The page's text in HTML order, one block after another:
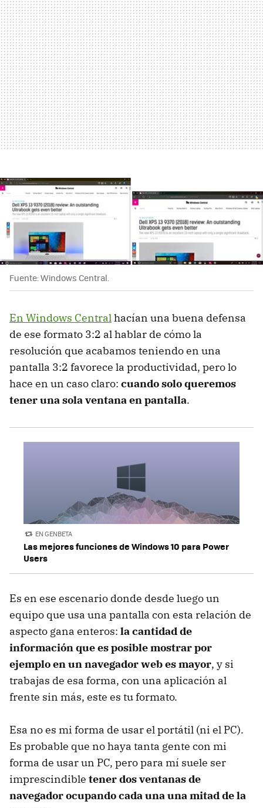
Fuente: Windows Central.
En Windows Centralhacían una buena defensa
de ese formato 3:2 al hablar de cómo la
resolución que acabamos teniendo en una
pantalla 3:2 favorece la productividad, pero lo
hace en un caso claro: cuando solo queremos
tener una sola ventana en pantalla.
EN GENBETA
Las mejores funciones de Windows 10 para Power
Users
Es en ese escenario donde desde luego un
equipo que usa una pantalla con esta relación de
aspecto gana enteros: la cantidad de
información que es posible mostrar por
ejemplo en un navegador web es mayor, y si
trabajas de esa forma, con una aplicación al
frente sin más, este es tu formato.
Esa no es mi forma de usar el portátil (ni el PC).
Es probable que no haya tanta gente con mi
forma de usar un PC, pero para mí suele ser
imprescindible tener dos ventanas de
navegador ocupando cada una una mitad de la